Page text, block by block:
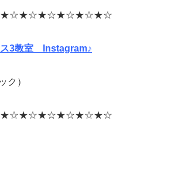
ス3教室 Instagram♪
ク）